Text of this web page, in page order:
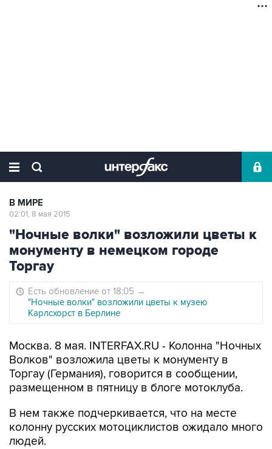
В МИРЕ
02:01, 8 мая 2015
"Ночные волки" возложили цветы к
монументу в немецком городе
Торгау
Есть обновление от 18:05 →
"Ночные волки" возложили цветы к музею
Карлсхорст в Берлине
Москва. 8 мая. INTERFAX.RU - Колонна "Ночных
Волков" возложила цветы к монументу в
Торгау (Германия), говорится в сообщении,
размещенном в пятницу в блоге мотоклуба.
В нем также подчеркивается, что на месте
колонну русских мотоциклистов ожидало много
людей.